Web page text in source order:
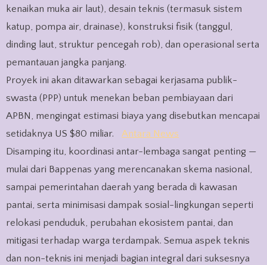
kenaikan muka air laut), desain teknis (termasuk sistem
katup, pompa air, drainase), konstruksi fisik (tanggul,
dinding laut, struktur pencegah rob), dan operasional serta
pemantauan jangka panjang.
Proyek ini akan ditawarkan sebagai kerjasama publik-
swasta (PPP) untuk menekan beban pembiayaan dari
APBN, mengingat estimasi biaya yang disebutkan mencapai
setidaknya US $80 miliar.
Antara News
Disamping itu, koordinasi antar-lembaga sangat penting —
mulai dari Bappenas yang merencanakan skema nasional,
sampai pemerintahan daerah yang berada di kawasan
pantai, serta minimisasi dampak sosial-lingkungan seperti
relokasi penduduk, perubahan ekosistem pantai, dan
mitigasi terhadap warga terdampak. Semua aspek teknis
dan non-teknis ini menjadi bagian integral dari suksesnya